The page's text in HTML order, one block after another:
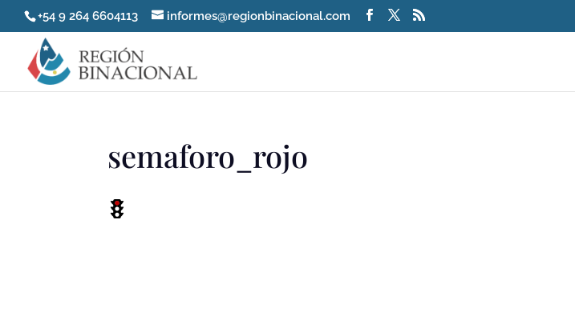
+54 9 264 6604113 informes@regionbinacional.com
semaforo_rojo